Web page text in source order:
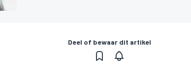
Deel of bewaar dit artikel